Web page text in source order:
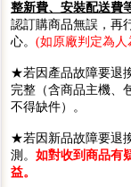
整新費、安裝配送費
認訂購商品無誤，再
心。 (如原廠判定為
★若因產品故障要退
完整（含商品主機、
不得缺件）。
★若因新品故障要退
測。 如對收到商品有
益。